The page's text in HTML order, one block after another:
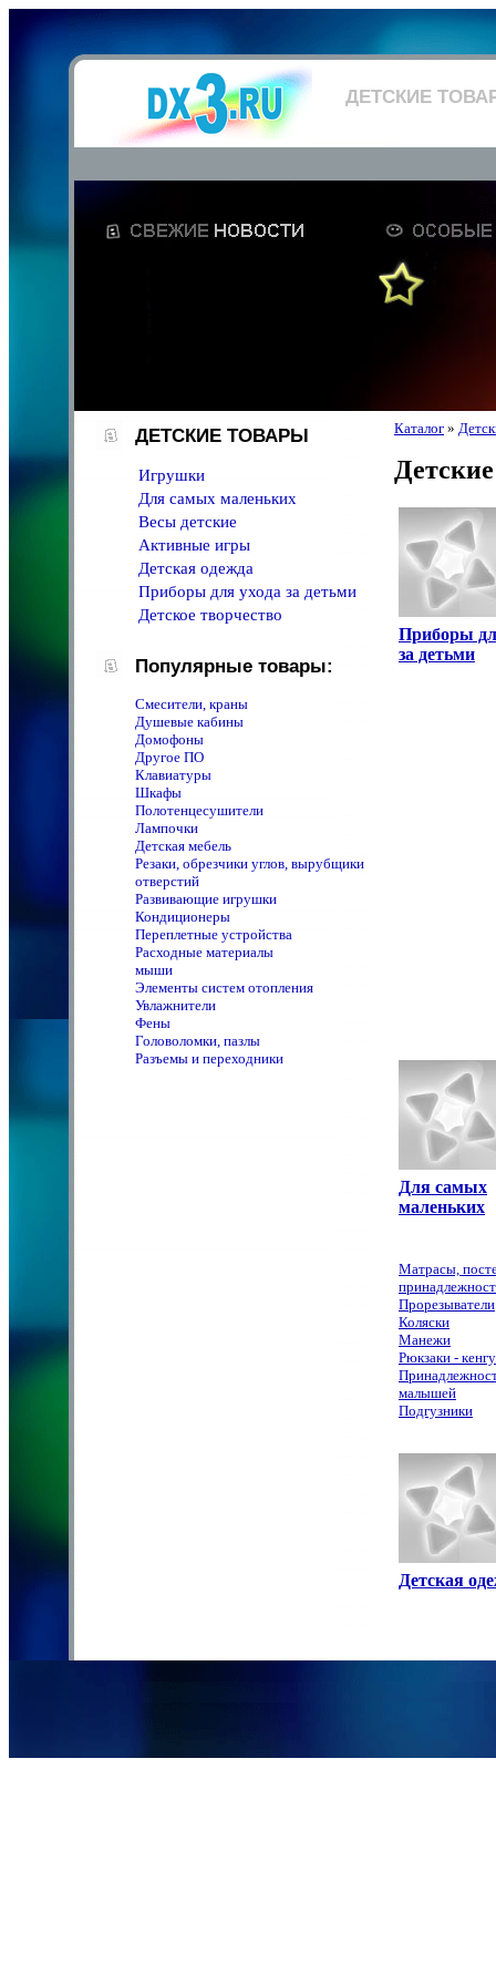
ДЕТСКИЕ
ДЕТСКИЕ ТОВАРЫ
Игрушки
Для самых маленьких
Весы детские
Активные игры
Детская одежда
Приборы для ухода за детьми
Детское творчество
Популярные товары:
Смесители, краны
Душевые кабины
Домофоны
Другое ПО
Клавиатуры
Шкафы
Полотенцeсушители
Лампочки
Детская мебель
Резаки, обрезчики углов, вырубщики
отверстий
Развивающие игрушки
Кондиционеры
Переплетные устройства
Расходные материалы
мыши
Элементы систем отопления
Увлажнители
Фены
Головоломки, пазлы
Разъемы и переходники
Каталог »
Приборы
за детьми
Для самых
маленьких
Матрасы,
Прорезыватели
Коляски
Манежи
Рюкзаки -
малышей
Подгузники
Детская